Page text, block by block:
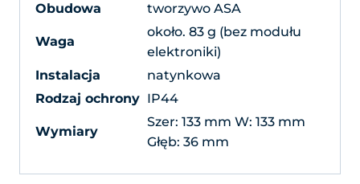
Obudowa
tworzywo ASA
Waga
około. 83 g (bez modułu
elektroniki)
Instalacja
natynkowa
Rodzaj ochrony IP44
Wymiary
Szer: 133 mm W: 133 mm
Głęb: 36 mm